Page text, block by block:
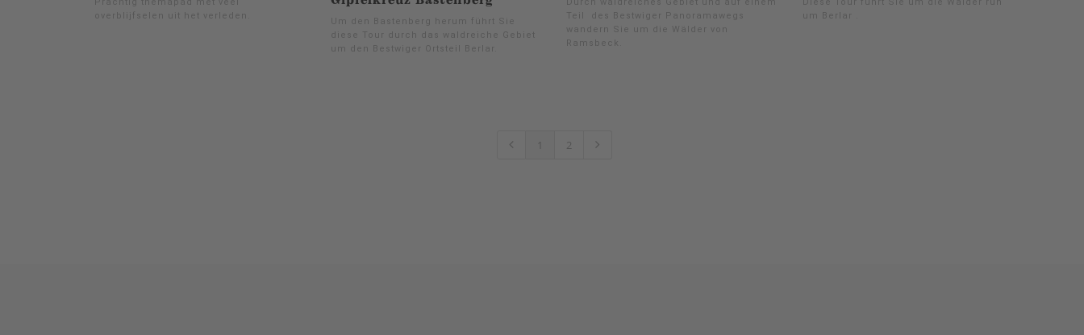
overblijfselen uit het verleden.
Um den Bastenberg herum führt Sie
diese Tour durch das waldreiche Gebiet
um den Bestwiger Ortsteil Berlar.
Teil des Bestwiger Panoramawegs
wandern Sie um die Wälder von
Ramsbeck.
um Berlar .
1 2